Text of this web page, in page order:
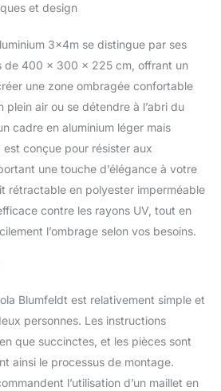
besoin pour créer un
séparé de votre maison.
PROTECTION CONTRE
LES ÉLÉMENTS : La
pergola 3x4 offre le
meilleur type de
protection car celle-ci est
doté d'un toit en
de jardin exterieur offre
une protection UV contre
le soleil et celle-ci est
hydrofuge. QUATRE
Laissez-la ouverte pour
jardin ou abaissez-la
pour plus d'intimité,
transformant ainsi la
pergola en une escapade
et design
3x4m se distingue par ses
de 400 x 300 x 225 cm, offrant un
une zone ombragée confortable
plein air ou se détendre à l’abri du
cadre en aluminium léger mais
conçue pour résister aux
une touche d’élégance à votre
rétractable en polyester imperméable
contre les rayons UV, tout en
l’ombrage selon vos besoins.
Blumfeldt est relativement simple et
personnes. Les instructions
que succinctes, et les pièces sont
ainsi le processus de montage.
l’utilisation d’un maillet en